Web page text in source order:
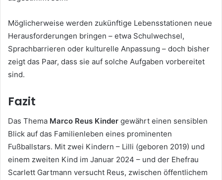
Möglicherweise werden zukünftige Lebensstationen neue
Herausforderungen bringen – etwa Schulwechsel,
Sprachbarrieren oder kulturelle Anpassung – doch bisher
zeigt das Paar, dass sie auf solche Aufgaben vorbereitet
sind.
Fazit
Das Thema Marco Reus Kinder gewährt einen sensiblen
Blick auf das Familienleben eines prominenten
Fußballstars. Mit zwei Kindern – Lilli (geboren 2019) und
einem zweiten Kind im Januar 2024 – und der Ehefrau
Scarlett Gartmann versucht Reus, zwischen öffentlichem